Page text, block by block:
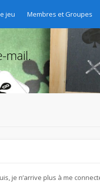
jeu Membres et Groupes
- Gestione delle
mail.
je n’arrive plus à me